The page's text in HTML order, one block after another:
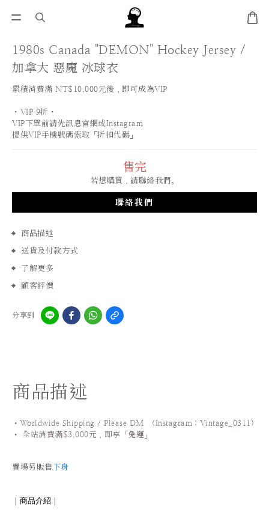
1980s Canada "DEMON" Hockey Jersey /
加拿大 惡魔 冰球衣
累積消費滿 NT$10,000元後，即可成為VIP
・VIP 9折・
VIP下單前請先訊息官網或Instagram
提供VIP手機號碼索取「折扣代碼」
售完
若想購買，請聯絡我們。
聯絡我們
商品描述
送貨及付款方式
了解更多
顧客評價
分享到
商品描述
•Worldwide Shipping / Please DM (Instagram：Vintage_0311 )
•
全站消費滿$3,000元，即享「 免運 」
賣場另販售下身
｜商品介紹｜